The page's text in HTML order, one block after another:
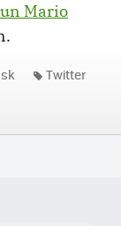
un Mario
Twitter